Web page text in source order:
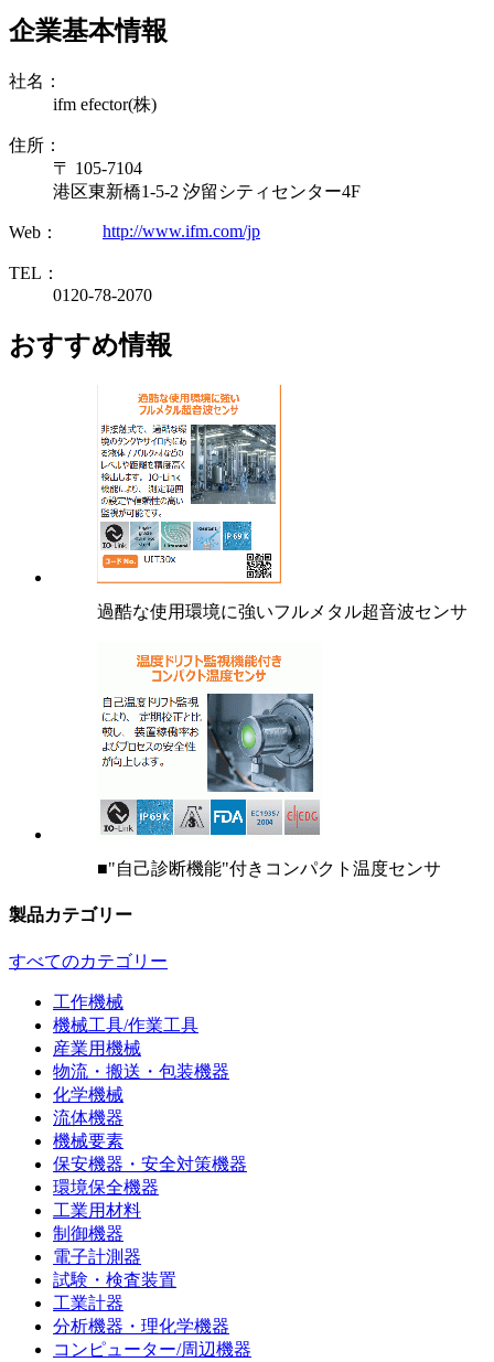
企業基本情報
社名：
ifm efector(株)
住所：
〒 105-7104
港区東新橋1-5-2 汐留シティセンター4F
Web： http://www.ifm.com/jp
TEL：
0120-78-2070
おすすめ情報
過酷な使用環境に強いフルメタル超音波センサ
■"自己診断機能"付きコンパクト温度センサ
製品カテゴリー
すべてのカテゴリー
工作機械
機械工具/作業工具
産業用機械
物流・搬送・包装機器
化学機械
流体機器
機械要素
保安機器・安全対策機器
環境保全機器
工業用材料
制御機器
電子計測器
試験・検査装置
工業計器
分析機器・理化学機器
コンピューター/周辺機器